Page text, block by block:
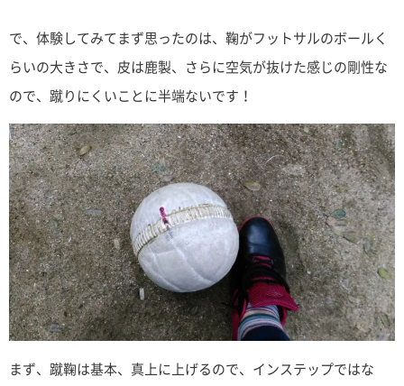
で、体験してみてまず思ったのは、鞠がフットサルのボールく
らいの大きさで、皮は鹿製、さらに空気が抜けた感じの剛性な
ので、蹴りにくいことに半端ないです！
まず、蹴鞠は基本、真上に上げるので、インステップではな